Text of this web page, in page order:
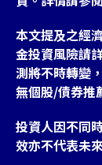
本文提及之經
金投資風險請
測將不時轉變
無個股/債券推
投資人因不同
效亦不代表未